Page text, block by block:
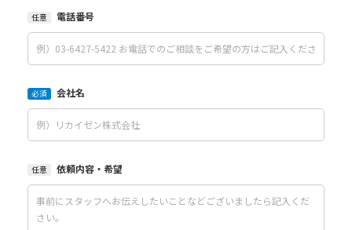
任意 電話番号
必須 会社名
任意 依頼内容・希望